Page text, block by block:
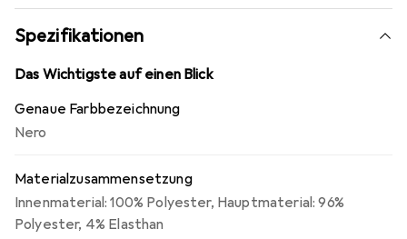
Spezifikationen
Das Wichtigste auf einen Blick
Genaue Farbbezeichnung
Nero
Materialzusammensetzung
Innenmaterial: 100% Polyester, Hauptmaterial: 96%
Polyester, 4% Elasthan